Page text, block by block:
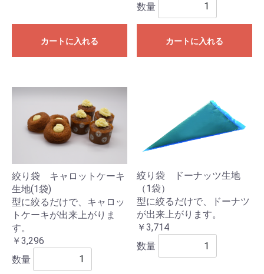
カートに入れる
数量
カートに入れる
絞り袋 キャロットケーキ
生地(1袋)
型に絞るだけで、キャロッ
トケーキが出来上がりま
す。
￥3,296
数量
絞り袋 ドーナッツ生地
（1袋）
型に絞るだけで、ドーナツ
が出来上がります。
￥3,714
数量